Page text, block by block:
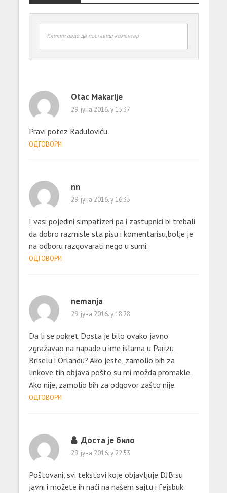
Кликни овде да поставиш коментар
Otac Makarije
29. јуна 2016. у 15:37
Pravi potez Raduloviću.
ОДГОВОРИ
nn
29. јуна 2016. у 16:35
I vasi pojedini simpatizeri pa i zastupnici bi trebali
da dobro razmisle sta pisu i komentarisu,bolje je
na odboru razgovarati nego u sumi.
ОДГОВОРИ
nemanja
29. јуна 2016. у 18:28
Da li se pokret Dosta je bilo ovako javno
zgražavao na napade u ime islama u Parizu,
Briselu i Orlandu? Ako jeste, zamolio bih za
linkove tih objava pošto su mi možda promakle.
Ako nije, zamolio bih za odgovor zašto nije.
ОДГОВОРИ
Доста је било
29. јуна 2016. у 22:53
Poštovani, svi tekstovi koje objavljuje DJB su
javni i možete ih naći na našem sajtu i fejsbuk